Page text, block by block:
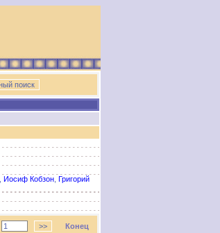
Иосиф Кобзон Григорий
Конец